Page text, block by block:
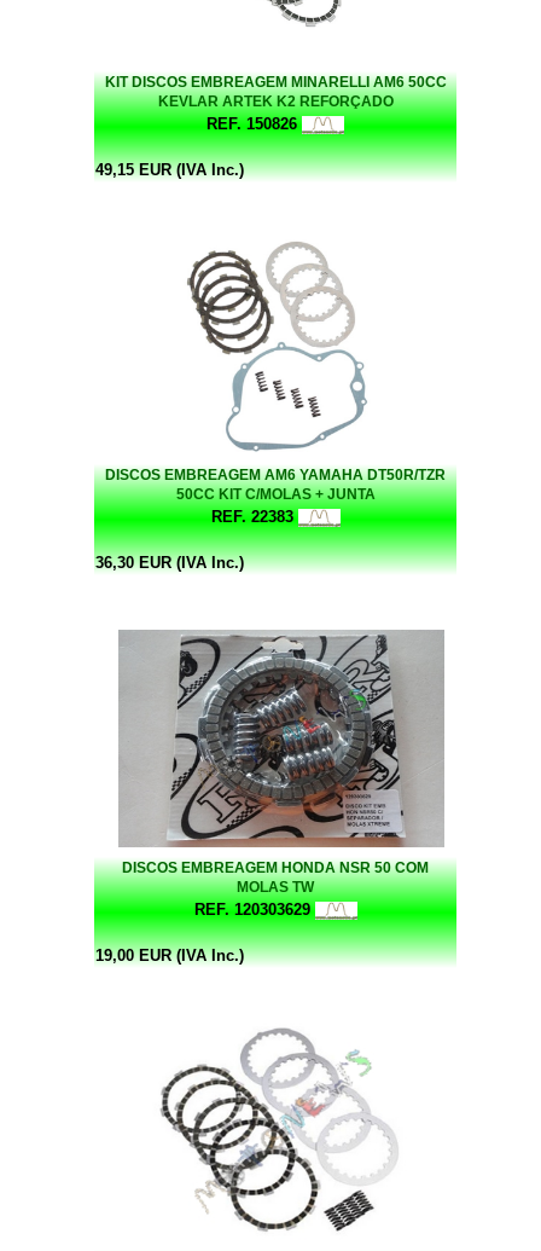
KIT DISCOS EMBREAGEM MINARELLI AM6 50CC
KEVLAR ARTEK K2 REFORÇADO
REF. 150826
49,15 EUR (IVA Inc.)
DISCOS EMBREAGEM AM6 YAMAHA DT50R/TZR
50CC KIT C/MOLAS + JUNTA
REF. 22383
36,30 EUR (IVA Inc.)
DISCOS EMBREAGEM HONDA NSR 50 COM
MOLAS TW
REF. 120303629
19,00 EUR (IVA Inc.)